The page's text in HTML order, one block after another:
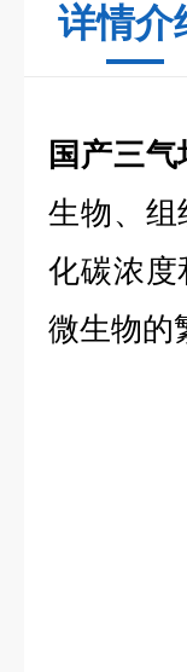
详情介
国产三
生物、组
化碳浓度
微生物的